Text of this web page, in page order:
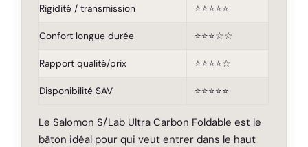
Rigidité / transmission ⭐⭐⭐⭐⭐
Confort longue durée ⭐⭐⭐☆☆
Rapport qualité/prix ⭐⭐⭐⭐☆
Disponibilité SAV ⭐⭐⭐⭐⭐
Le Salomon S/Lab Ultra Carbon Foldable est le
bâton idéal pour qui veut entrer dans le haut